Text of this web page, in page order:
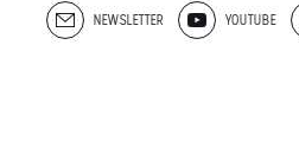
NEWSLETTER YOUTUBE